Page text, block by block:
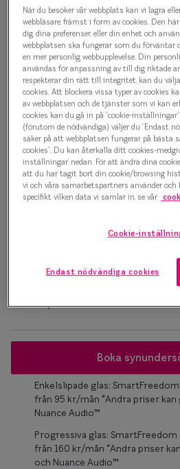
Taberg by
7066 4022
2 000 kr
Välj färg:
Pink
120-126 mm
Boka
Enkelslipade glas:
från 95 kr/mån *Andra priser kan
Nuance Audio™
Progressiva glas:
från 160 kr/mån *Andra priser
och Nuance Audio™
När du besöker vår webbplats kan vi lagra
webbläsare, främst i form av cookies. Den
dig, dina preferenser, eller din enhet och
webbplatsen ska fungerar som du förväntar
en mer personlig webbupplevelse. Din
användas för anpassning av till dig riktade
respekterar din rätt till integritet, kan du
cookies. Att blockera vissa typer av cookies
av webbplatsen och de tjänster som vi kan
cookies kan du gå in på ”cookie-
(förutom de nödvändiga) väljer du ”Endast
säker på att webbplatsen fungerar på bästa
cookies”. Du kan återkalla ditt cookies-
inställningar’ nedan. För att ändra dina
att du har tagit bort din cookie/browsing
vi och våra samarbetspartners använder
specifikt vilken data vi samlar in, se vår
Cookie-
Endast nödvändiga cookies